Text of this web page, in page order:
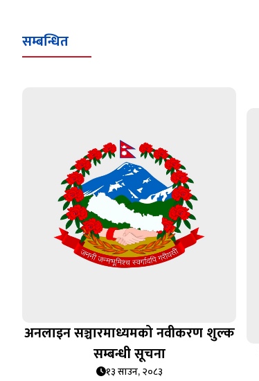
सम्बन्धित
अनलाइन सञ्चारमाध्यमको नवीकरण शुल्क
सम्बन्धी सूचना
१३ साउन, २०८३